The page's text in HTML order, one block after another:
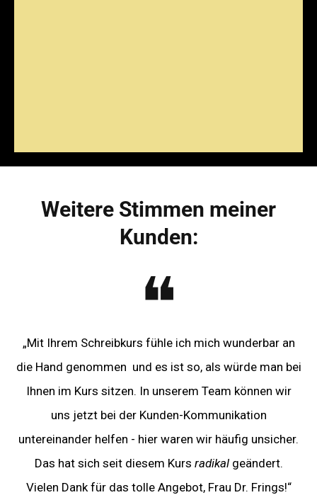
Weitere Stimmen meiner
Kunden:
❝
„Mit Ihrem Schreibkurs fühle ich mich wunderbar an
die Hand genommen und es ist so, als würde man bei
Ihnen im Kurs sitzen. In unserem Team können wir
uns jetzt bei der Kunden-Kommunikation
untereinander helfen - hier waren wir häufig unsicher.
Das hat sich seit diesem Kurs radikal geändert.
Vielen Dank für das tolle Angebot, Frau Dr. Frings!“